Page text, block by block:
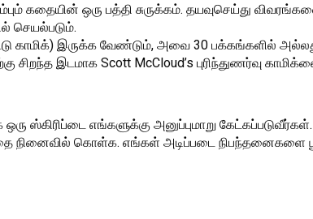
கதையின் ஒரு பத்தி சுருக்கம். தயவுசெய்து
செயல்படும்.
காமிக்) இருக்க வேண்டும், அவை 30 பக்கங்களில்
இடமாக Scott McCloud’s புரிந்துணர்வு
எங்களுக்கு அனுப்புமாறு கேட்கப்படுவீர்கள்.
நினைவில் கொள்க. எங்கள் அடிப்படை நிபந்தனைகளை